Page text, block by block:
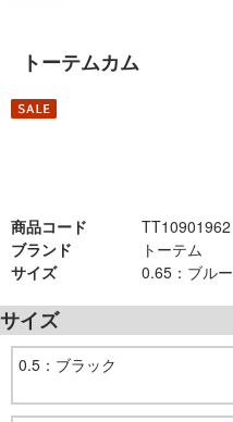
トーテムカム
商品コード
TT10901962
ブランド
トーテム
サイズ
0.65：ブルー
サイズ
0.5：ブラック